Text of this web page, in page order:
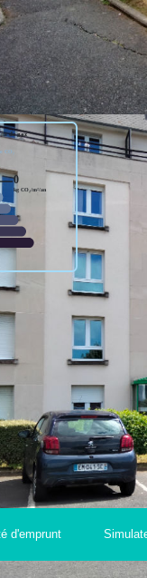
de 32 m² très
semi ouverte,
d'emprunt